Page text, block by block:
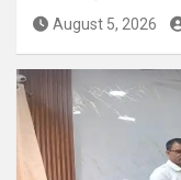
August 5, 2026